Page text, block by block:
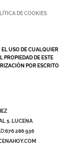
DE COOKIES
USO DE CUALQUIER
PROPIEDAD DE ESTE
POR ESCRITO
5. LUCENA
676 286 936